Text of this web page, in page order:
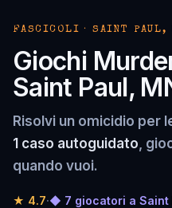
FASCICOLI · SAINT PAUL,
Giochi
Saint Paul,
Risolvi un omicidio per
1 caso autoguidato,
quando vuoi.
★ 4.7·◆ 7 giocatori a Saint